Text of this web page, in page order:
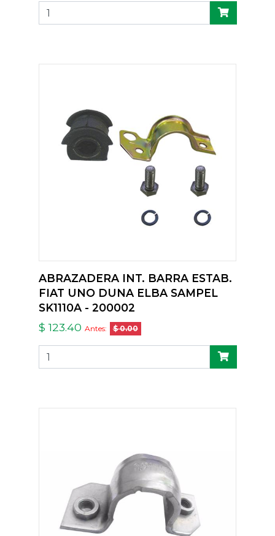
ABRAZADERA INT. BARRA ESTAB.
FIAT UNO DUNA ELBA SAMPEL
SK1110A - 200002
$ 123.40 Antes: $ 0.00